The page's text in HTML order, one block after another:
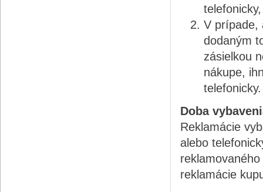
V prípade,
dodaným
zásielkou
nákupe,
telefonicky.
Doba
Reklamácie
alebo
reklamácie